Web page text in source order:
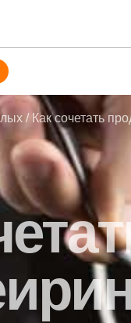
/ Как сочетать